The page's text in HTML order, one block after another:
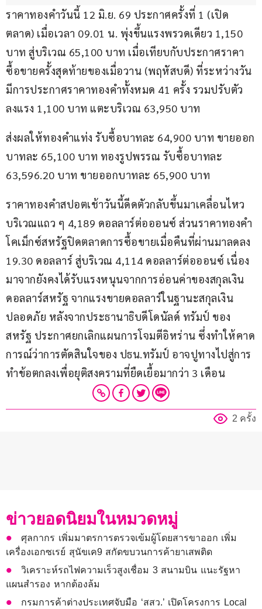
ราคาทองคำวันนี้ 12 มิ.ย. 69 ประกาศครั้งที่ 1 (เปิด
ตลาด) เมื่อเวลา 09.01 น. พุ่งขึ้นแรงพรวดเดียว 1,150
บาท สู่บริเวณ 65,100 บาท เมื่อเทียบกับประกาศราคา
ซื้อขายครั้งสุดท้ายของเมื่อวาน (พฤหัสบดี) ที่ระหว่างวัน
มีการประกาศราคาทองคำทั้งหมด 41 ครั้ง รวมปรับตัว
ลงแรง 1,100 บาท แตะบริเวณ 63,950 บาท
ส่งผลให้ทองคำแท่ง รับซื้อบาทละ 64,900 บาท ขายออก
บาทละ 65,100 บาท ทองรูปพรรณ รับซื้อบาทละ
63,596.20 บาท ขายออกบาทละ 65,900 บาท
ราคาทองคำสปอตเช้าวันนี้ดีดตัวกลับขึ้นมาเคลื่อนไหว
บริเวณแถว ๆ 4,189 ดอลลาร์ต่อออนซ์ ส่วนราคาทองคำ
โคเม็กซ์สหรัฐปิดตลาดการซื้อขายเมื่อคืนที่ผ่านมาลดลง
19.30 ดอลลาร์ สู่บริเวณ 4,114 ดอลลาร์ต่อออนซ์ เนื่อง
มาจากยังคงได้รับแรงหนุนจากการอ่อนค่าของสกุลเงิน
ดอลลาร์สหรัฐ จากแรงขายดอลลาร์ในฐานะสกุลเงิน
ปลอดภัย หลังจากประธานาธิบดีโดนัลด์ ทรัมป์ ของ
สหรัฐ ประกาศยกเลิกแผนการโจมตีอิหร่าน ซึ่งทำให้คาด
การณ์ว่าการตัดสินใจของ ปธน.ทรัมป์ อาจปูทางไปสู่การ
ทำข้อตกลงเพื่อยุติสงครามที่ยืดเยื้อมากว่า 3 เดือน
2 ครั้ง
ข่าวยอดนิยมในหมวดหมู่
ศุลกากร เพิ่มมาตรการตรวจเข้มผู้โดยสารขาออก เพิ่ม
เครื่องเอกซเรย์ สุนัขเค9 สกัดขบวนการค้ายาเสพติด
วิเคราะห์รถไฟความเร็วสูงเชื่อม 3 สนามบิน แนะรัฐหา
แผนสำรอง หากต้องล้ม
กรมการค้าต่างประเทศจับมือ ‘สสว.’ เปิดโครงการ Local